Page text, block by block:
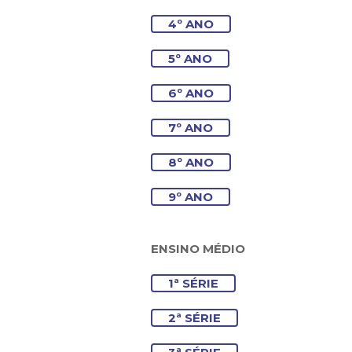
4º ANO
5º ANO
6º ANO
7º ANO
8º ANO
9º ANO
ENSINO MÉDIO
1ª SÉRIE
2ª SÉRIE